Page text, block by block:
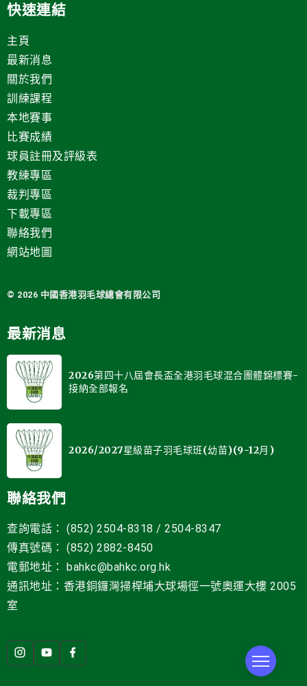
快速連結
主頁
最新消息
關於我們
訓練課程
本地賽事
比賽成績
球員註冊及評級表
教練專區
裁判專區
下載專區
聯絡我們
網站地圖
© 2026 中國 香港羽毛球總會有限公司
最新消息
2026第四十八屆會長盃全港羽毛球混合團體錦標賽-
接納全部報名
2026/2027星級苗子羽毛球班(幼苗)(9-12月)
聯絡我們
查詢電話： (852) 2504-8318 / 2504-8347
傳真號碼： (852) 2882-8450
電郵地址 ： bahkc@bahkc.org.hk
通訊地址：香港銅鑼灣掃桿埔大球場徑一號奧運大樓 2005
室